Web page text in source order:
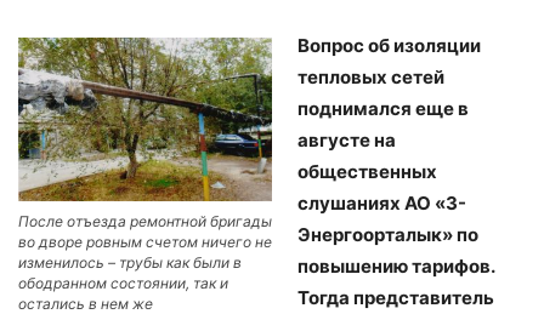
После отъезда ремонтной бригады
во дворе ровным счетом ничего не
изменилось – трубы как были в
ободранном состоянии, так и
остались в нем же
Вопрос об изоляции
тепловых сетей
поднимался еще в
августе на
общественных
слушаниях АО «3-
Энергоорталык» по
повышению тарифов.
Тогда представитель